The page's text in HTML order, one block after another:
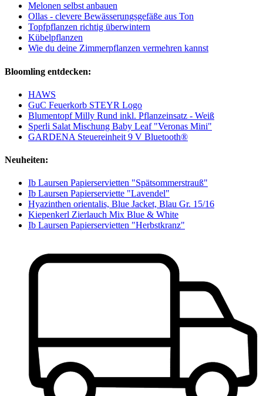
Melonen selbst anbauen
Ollas - clevere Bewässerungsgefäße aus Ton
Topfpflanzen richtig überwintern
Kübelpflanzen
Wie du deine Zimmerpflanzen vermehren kannst
Bloomling entdecken:
HAWS
GuC Feuerkorb STEYR Logo
Blumentopf Milly Rund inkl. Pflanzeinsatz - Weiß
Sperli Salat Mischung Baby Leaf "Veronas Mini"
GARDENA Steuereinheit 9 V Bluetooth®
Neuheiten:
Ib Laursen Papierservietten "Spätsommerstrauß"
Ib Laursen Papierserviette "Lavendel"
Hyazinthen orientalis, Blue Jacket, Blau Gr. 15/16
Kiepenkerl Zierlauch Mix Blue & White
Ib Laursen Papierservietten "Herbstkranz"